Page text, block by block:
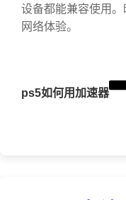
设备都能兼容使用
网络体验。
ps5如何用加速器